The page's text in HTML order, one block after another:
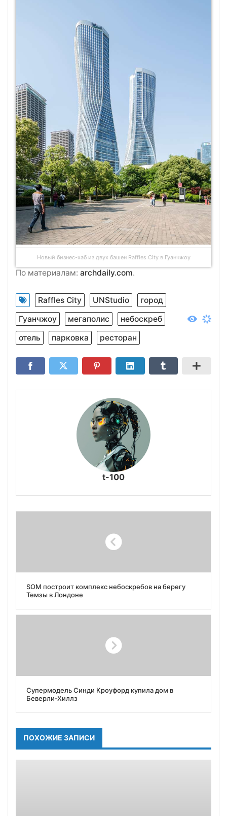
Новый бизнес-хаб из двух башен Raffles City в Гуанчжоу
По материалам: archdaily.com.
Raffles City UNStudio
город
Гуанчжоу
мегаполис
небоскреб
отель
парковка ресторан
t-100
SOM построит комплекс небоскребов на берегу
Темзы в Лондоне
Супермодель Синди Кроуфорд купила дом в
Беверли-Хиллз
ПОХОЖИЕ ЗАПИСИ